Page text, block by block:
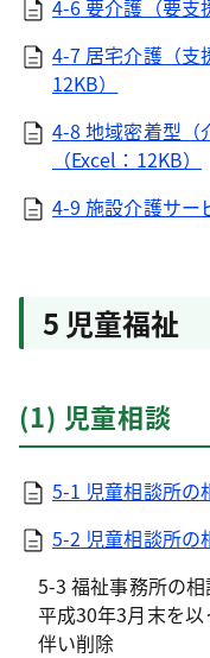
4-6 要介護（要支
4-7 居宅介護（支
12KB）
4-8 地域密着型（
（Excel：12KB）
4-9 施設介護サー
5 児童福祉
(1) 児童相談
5-1 児童相談所の
5-2 児童相談所の
5-3 福祉事務所の
平成30年3月末を
伴い削除